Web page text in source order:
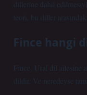
dillerine dahil
teori, bu diller
Fince hangi
Fince, Ural dil ailesine
dildir. Ve neredeyse